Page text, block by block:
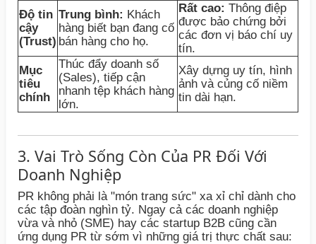
Độ tin
cậy
(Trust)
Trung bình: Khách
hàng biết bạn đang cố
bán hàng cho họ.
Rất cao: Thông điệp
được bảo chứng bởi
các đơn vị báo chí uy
tín.
Mục
tiêu
chính
Thúc đẩy doanh số
(Sales), tiếp cận
nhanh tệp khách hàng
lớn.
Xây dựng uy tín, hình
ảnh và củng cố niềm
tin dài hạn.
3. Vai Trò Sống Còn Của PR Đối Với
Doanh Nghiệp
PR không phải là "món trang sức" xa xỉ chỉ dành cho
các tập đoàn nghìn tỷ. Ngay cả các doanh nghiệp
vừa và nhỏ (SME) hay các startup B2B cũng cần
ứng dụng PR từ sớm vì những giá trị thực chất sau: